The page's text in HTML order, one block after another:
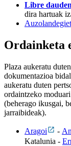
Libre
dira hartuak
Ordainketa
Plaza aukeratu
dokumentazioa
aukeratu duten
ordaintzeko
(beherago ikusgai,
jarraibideak).
Aragoi -
Katalunia -